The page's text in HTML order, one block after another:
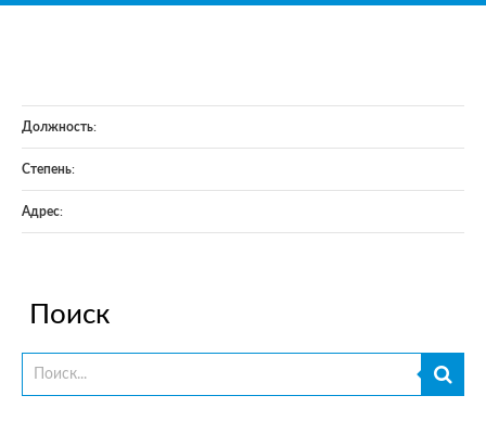
Должность:
Степень:
Адрес:
Поиск